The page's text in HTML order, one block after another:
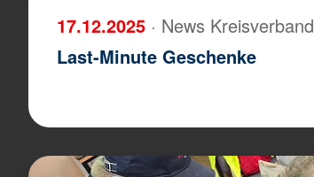
17.12.2025 · News Kreisverband
Last-Minute Geschenke